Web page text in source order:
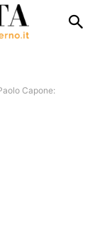
Capone: